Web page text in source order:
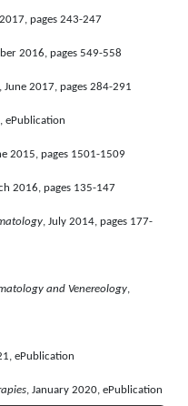
pages 243-247
2016, pages 549-558
, June 2017, pages 284-291
ePublication
2015, pages 1501-1509
2016, pages 135-147
, July 2014, pages 177-
and Venereology,
ePublication
, January 2020, ePublication